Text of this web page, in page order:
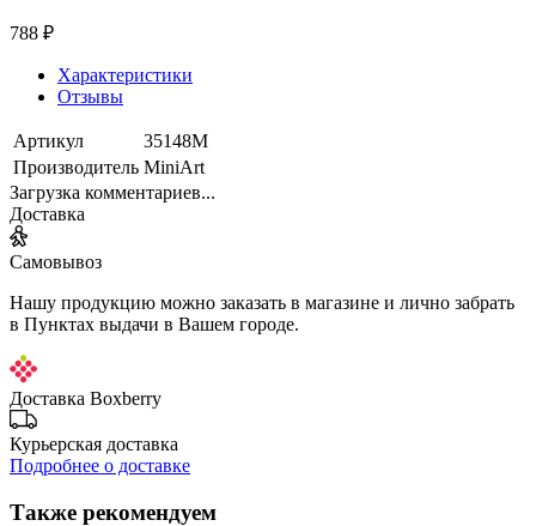
788 ₽
Характеристики
Отзывы
Артикул
35148М
Производитель MiniArt
Загрузка комментариев...
Доставка
Самовывоз
Нашу продукцию можно заказать в магазине и лично забрать
в Пунктах выдачи в Вашем городе.
Доставка Boxberry
Курьерская доставка
Подробнее о доставке
Также рекомендуем